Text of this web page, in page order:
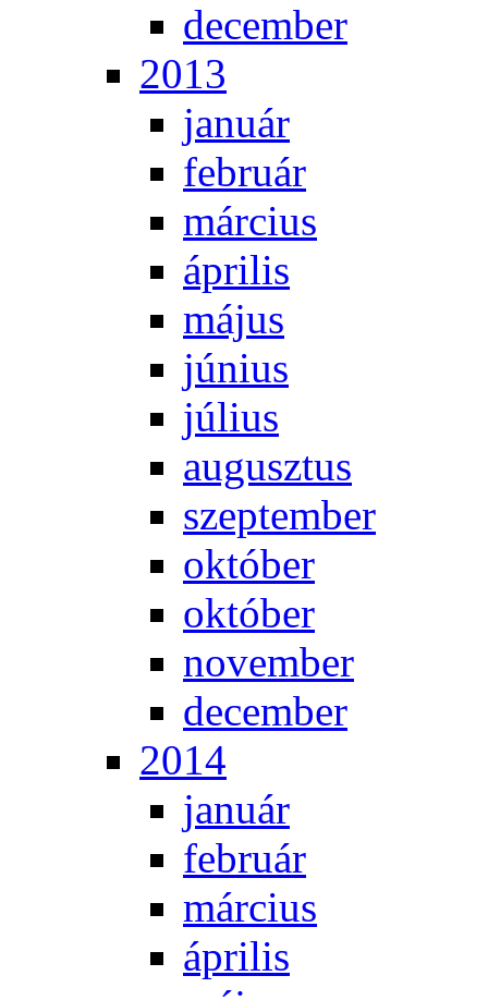
de­cem­ber
2013
ja­nu­ár
feb­ru­ár
már­ci­us
áp­ri­lis
má­jus
jú­ni­us
jú­li­us
au­gusz­tus
szep­tem­ber
ok­tó­ber
ok­tó­ber
no­vem­ber
de­cem­ber
2014
ja­nu­ár
feb­ru­ár
már­ci­us
áp­ri­lis